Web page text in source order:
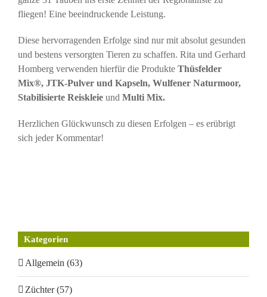
fliegen! Eine beeindruckende Leistung.
Diese hervorragenden Erfolge sind nur mit absolut gesunden
und bestens versorgten Tieren zu schaffen. Rita und Gerhard
Homberg verwenden hierfür die Produkte Thüsfelder
Mix®, JTK-Pulver und Kapseln, Wulfener Naturmoor,
Stabilisierte Reiskleie und Multi Mix.
Herzlichen Glückwunsch zu diesen Erfolgen – es erübrigt
sich jeder Kommentar!
Kategorien
Allgemein (63)
Züchter (57)